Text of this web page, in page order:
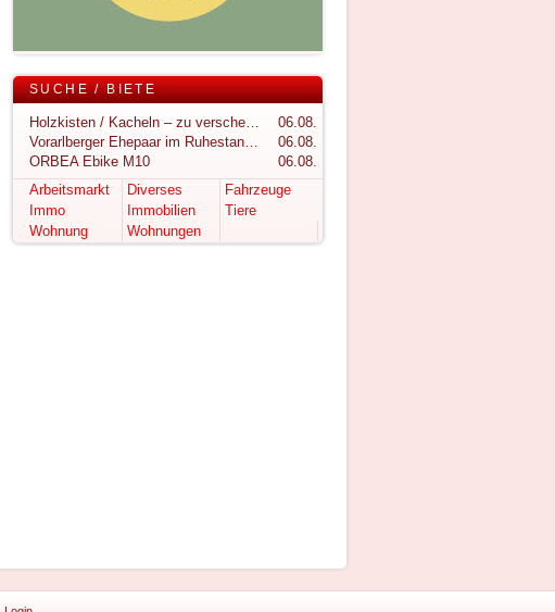
SUCHE / BIETE
Holzkisten / Kacheln – zu verschenken
06.08.
Vorarlberger Ehepaar im Ruhestand sucht ruhigen Rückzugsort im Bregenzerwald
06.08.
ORBEA Ebike M10
06.08.
Arbeitsmarkt
Diverses
Fahrzeuge
Immo
Immobilien
Tiere
Wohnung
Wohnungen